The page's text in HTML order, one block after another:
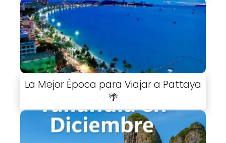
La Mejor Época para Viajar a Pattaya
🌴